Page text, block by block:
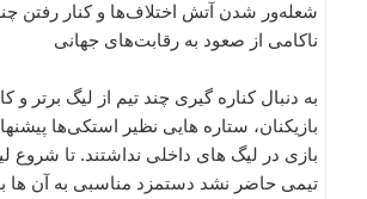
شعله‌ور شدن آتش اختلاف‌ها و کنار رفتن
ناکامی از صعود به رقابت‌های جهانی
به دنبال کناره گیری چند تیم از لیگ برتر
بازیکنان، ستاره هایی نظیر استکی‌ها
بازی در لیگ های داخلی نداشتند. تا شروع
تیمی حاضر نشد دستمزد مناسبی به آن ها